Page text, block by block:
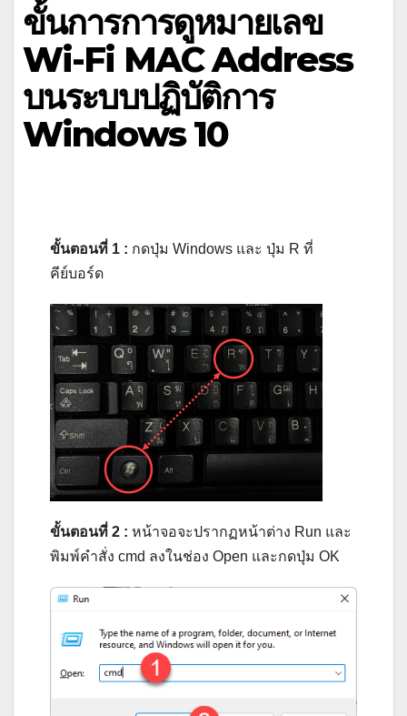
ขั้นการการดูหมายเลข
Wi-Fi MAC Address
บนระบบปฏิบัติการ
Windows 10
ขั้นตอนที่ 1 : กดปุ่ม Windows และ ปุ่ม R ที่
คีย์บอร์ด
ขั้นตอนที่ 2 : หน้าจอจะปรากฏหน้าต่าง Run และ
พิมพ์คำสั่ง cmd ลงในช่อง Open และกดปุ่ม OK